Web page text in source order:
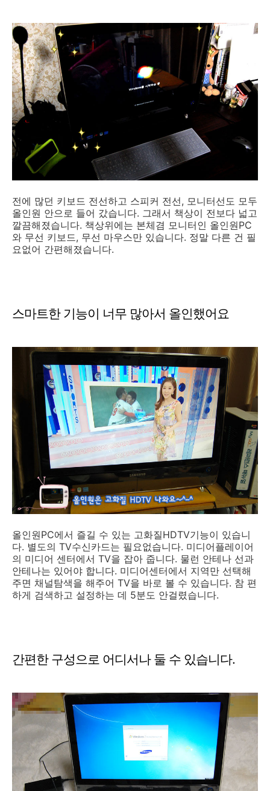
전에 많던 키보드 전선하고 스피커 전선, 모니터선도 모두
올인원 안으로 들어 갔습니다. 그래서 책상이 전보다 넓고
깔끔해졌습니다. 책상위에는 본체겸 모니터인 올인원PC
와 무선 키보드, 무선 마우스만 있습니다. 정말 다른 건 필
요없어 간편해졌습니다.
스마트한 기능이 너무 많아서 올인했어요
올인원PC에서 즐길 수 있는 고화질HDTV기능이 있습니
다. 별도의 TV수신카드는 필요없습니다. 미디어플레이어
의 미디어 센터에서 TV을 잡아 줍니다. 물런 안테나 선과
안테나는 있어야 합니다. 미디어센터에서 지역만 선택해
주면 채널탐색을 해주어 TV을 바로 볼 수 있습니다. 참 편
하게 검색하고 설정하는 데 5분도 안걸렸습니다.
간편한 구성으로 어디서나 둘 수 있습니다.